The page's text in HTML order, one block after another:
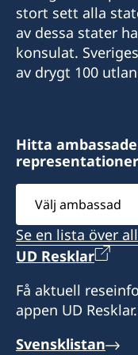
stort sett alla
av dessa stater
konsulat.
av drygt 100
Hitta
Välj
ambassad
Se en lista över
UD Resklar
Få aktuell
appen UD
Svensklistan